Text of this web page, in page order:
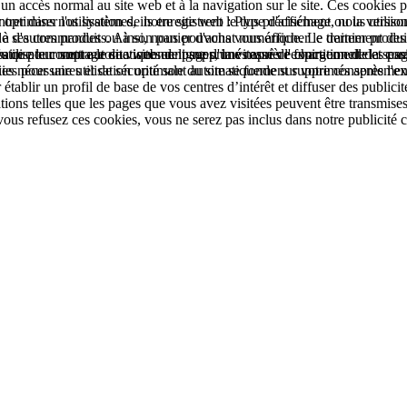
accès normal au site web et à la navigation sur le site. Ces
dans nos systèmes, ils enregistrent le type d'affichage ou la
ses commandes ou à son panier d'achat numérique. Le traitement
pour mettre le site web en ligne d'une manière fonctionnelle et
nécessaires et de sécurité sont automatiquement supprimés après
l'utilisation de notre site web : Plus précisément, nous
d'autres produits. Ainsi, nous pouvons vous afficher le dernier
sont automatiquement supprimés après l'expiration de la
pour une utilisation optimale du site se fonde sur votre
le comptage de visites de pages, la vitesse de chargement des
un profil de base de vos centres d’intérêt et diffuser des
telles que les pages que vous avez visitées peuvent être
refusez ces cookies, vous ne serez pas inclus dans notre publicité